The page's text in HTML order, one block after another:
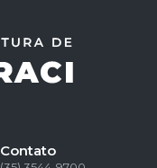
Contato